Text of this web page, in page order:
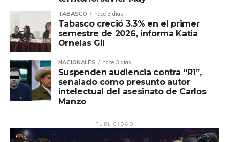
TABASCO hace 3 días
Tabasco creció 3.3% en el primer
semestre de 2026, informa Katia
Ornelas Gil
NACIONALES hace 3 días
Suspenden audiencia contra “R1”,
señalado como presunto autor
intelectual del asesinato de Carlos
Manzo
PUBLICIDAD